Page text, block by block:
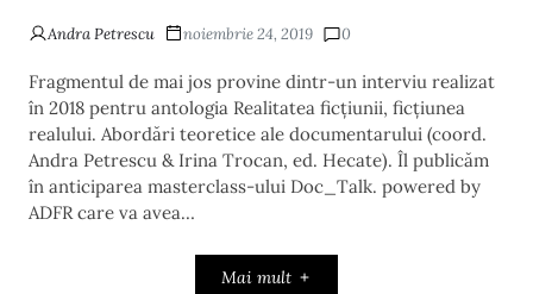
Andra Petrescu noiembrie 24, 2019 0
Fragmentul de mai jos provine dintr-un interviu realizat
în 2018 pentru antologia Realitatea ficțiunii, ficțiunea
realului. Abordări teoretice ale documentarului (coord.
Andra Petrescu & Irina Trocan, ed. Hecate). Îl publicăm
în anticiparea masterclass-ului Doc_Talk. powered by
ADFR care va avea…
Mai mult